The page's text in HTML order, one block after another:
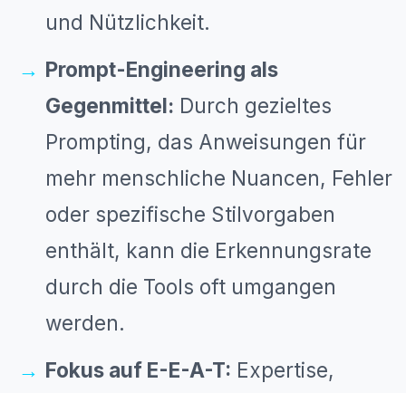
und Nützlichkeit.
Prompt-Engineering als
Gegenmittel: Durch gezieltes
Prompting, das Anweisungen für
mehr menschliche Nuancen, Fehler
oder spezifische Stilvorgaben
enthält, kann die Erkennungsrate
durch die Tools oft umgangen
werden.
Fokus auf E-E-A-T: Expertise,